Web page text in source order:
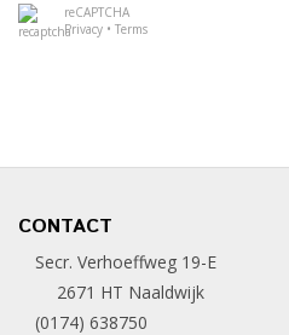
reCAPTCHA
Privacy • Terms
CONTACT
Secr. Verhoeffweg 19-E
2671 HT Naaldwijk
(0174) 638750